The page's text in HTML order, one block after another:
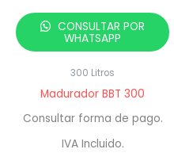
CONSULTAR POR
WHATSAPP
300 Litros
Madurador BBT 300
Consultar forma de pago.
IVA Incluido.